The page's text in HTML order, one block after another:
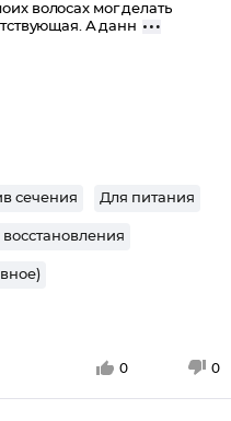
волосах мог делать
А данн
сечения Для питания
0 0